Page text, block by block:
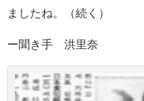
ましたね。（続く）
ー聞き手 洪里奈